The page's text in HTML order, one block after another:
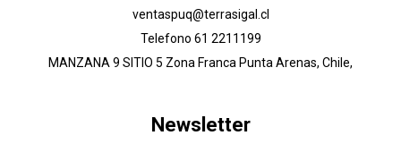
ventaspuq@terrasigal.cl
Telefono 61 2211199
MANZANA 9 SITIO 5 Zona Franca Punta Arenas, Chile,
Newsletter